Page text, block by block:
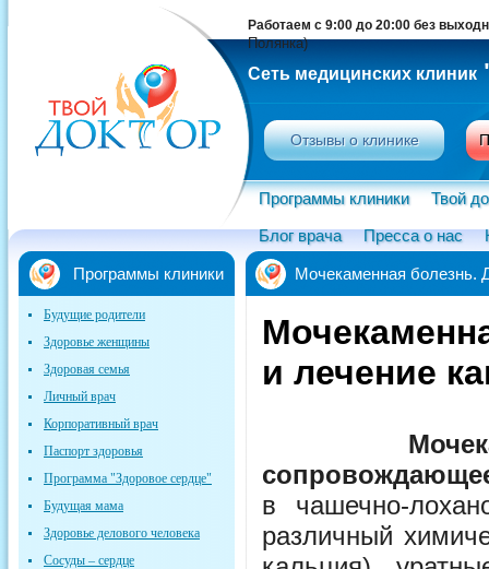
Работаем с 9:00 до 20:00 без
Полянка)
Сеть медицинских клиник
Отзывы о клинике
Программы клиники
Твой
Блог врача
Пресса о нас
Мочекаменная болезнь.
и лечение
в чашечно-
различный
Программы клиники
Будущие родители
Здоровье женщины
Здоровая семья
Личный врач
Корпоративный врач
Паспорт здоровья
Программа "Здоровое сердце"
Будущая мама
Здоровье делового человека
Сосуды – сердце